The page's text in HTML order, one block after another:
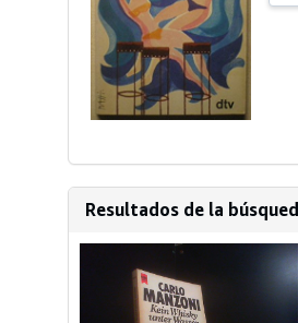
Resultados de la